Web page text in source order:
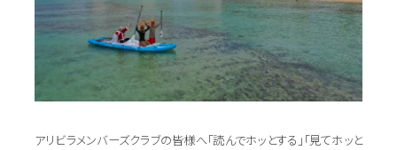
アリビラメンバーズクラブの皆様へ「読んでホッとする」「見てホッと